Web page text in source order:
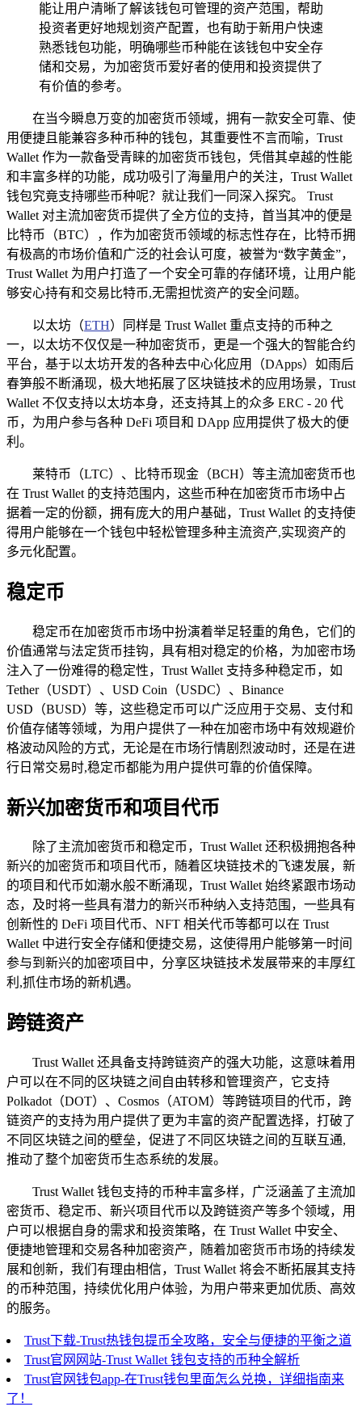
能让用户清晰了解该钱包可管理的资产范围，帮助
投资者更好地规划资产配置，也有助于新用户快速
熟悉钱包功能，明确哪些币种能在该钱包中安全存
储和交易，为加密货币爱好者的使用和投资提供了
有价值的参考。
在当今瞬息万变的加密货币领域，拥有一款安全可靠、使
用便捷且能兼容多种币种的钱包，其重要性不言而喻，Trust
Wallet 作为一款备受青睐的加密货币钱包，凭借其卓越的性能
和丰富多样的功能，成功吸引了海量用户的关注，Trust Wallet
钱包究竟支持哪些币种呢？就让我们一同深入探究。 Trust
Wallet 对主流加密货币提供了全方位的支持，首当其冲的便是
比特币（BTC），作为加密货币领域的标志性存在，比特币拥
有极高的市场价值和广泛的社会认可度，被誉为“数字黄金”，
Trust Wallet 为用户打造了一个安全可靠的存储环境，让用户能
够安心持有和交易比特币,无需担忧资产的安全问题。
以太坊（ETH）同样是 Trust Wallet 重点支持的币种之
一，以太坊不仅仅是一种加密货币，更是一个强大的智能合约
平台，基于以太坊开发的各种去中心化应用（DApps）如雨后
春笋般不断涌现，极大地拓展了区块链技术的应用场景，Trust
Wallet 不仅支持以太坊本身，还支持其上的众多 ERC - 20 代
币，为用户参与各种 DeFi 项目和 DApp 应用提供了极大的便
利。
莱特币（LTC）、比特币现金（BCH）等主流加密货币也
在 Trust Wallet 的支持范围内，这些币种在加密货币市场中占
据着一定的份额，拥有庞大的用户基础，Trust Wallet 的支持使
得用户能够在一个钱包中轻松管理多种主流资产,实现资产的
多元化配置。
稳定币
稳定币在加密货币市场中扮演着举足轻重的角色，它们的
价值通常与法定货币挂钩，具有相对稳定的价格，为加密市场
注入了一份难得的稳定性，Trust Wallet 支持多种稳定币，如
Tether（USDT）、USD Coin（USDC）、Binance
USD（BUSD）等，这些稳定币可以广泛应用于交易、支付和
价值存储等领域，为用户提供了一种在加密市场中有效规避价
格波动风险的方式，无论是在市场行情剧烈波动时，还是在进
行日常交易时,稳定币都能为用户提供可靠的价值保障。
新兴加密货币和项目代币
除了主流加密货币和稳定币，Trust Wallet 还积极拥抱各种
新兴的加密货币和项目代币，随着区块链技术的飞速发展，新
的项目和代币如潮水般不断涌现，Trust Wallet 始终紧跟市场动
态，及时将一些具有潜力的新兴币种纳入支持范围，一些具有
创新性的 DeFi 项目代币、NFT 相关代币等都可以在 Trust
Wallet 中进行安全存储和便捷交易，这使得用户能够第一时间
参与到新兴的加密项目中，分享区块链技术发展带来的丰厚红
利,抓住市场的新机遇。
跨链资产
Trust Wallet 还具备支持跨链资产的强大功能，这意味着用
户可以在不同的区块链之间自由转移和管理资产，它支持
Polkadot（DOT）、Cosmos（ATOM）等跨链项目的代币，跨
链资产的支持为用户提供了更为丰富的资产配置选择，打破了
不同区块链之间的壁垒，促进了不同区块链之间的互联互通,
推动了整个加密货币生态系统的发展。
Trust Wallet 钱包支持的币种丰富多样，广泛涵盖了主流加
密货币、稳定币、新兴项目代币以及跨链资产等多个领域，用
户可以根据自身的需求和投资策略，在 Trust Wallet 中安全、
便捷地管理和交易各种加密资产，随着加密货币市场的持续发
展和创新，我们有理由相信，Trust Wallet 将会不断拓展其支持
的币种范围，持续优化用户体验，为用户带来更加优质、高效
的服务。
Trust下载-Trust热钱包提币全攻略，安全与便捷的平衡之道
Trust官网网站-Trust Wallet 钱包支持的币种全解析
Trust官网钱包app-在Trust钱包里面怎么兑换，详细指南来
了！